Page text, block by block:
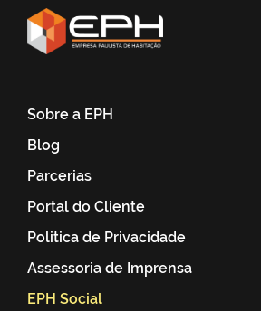
Sobre a EPH
Blog
Parcerias
Portal do Cliente
Politica de Privacidade
Assessoria de Imprensa
EPH Social